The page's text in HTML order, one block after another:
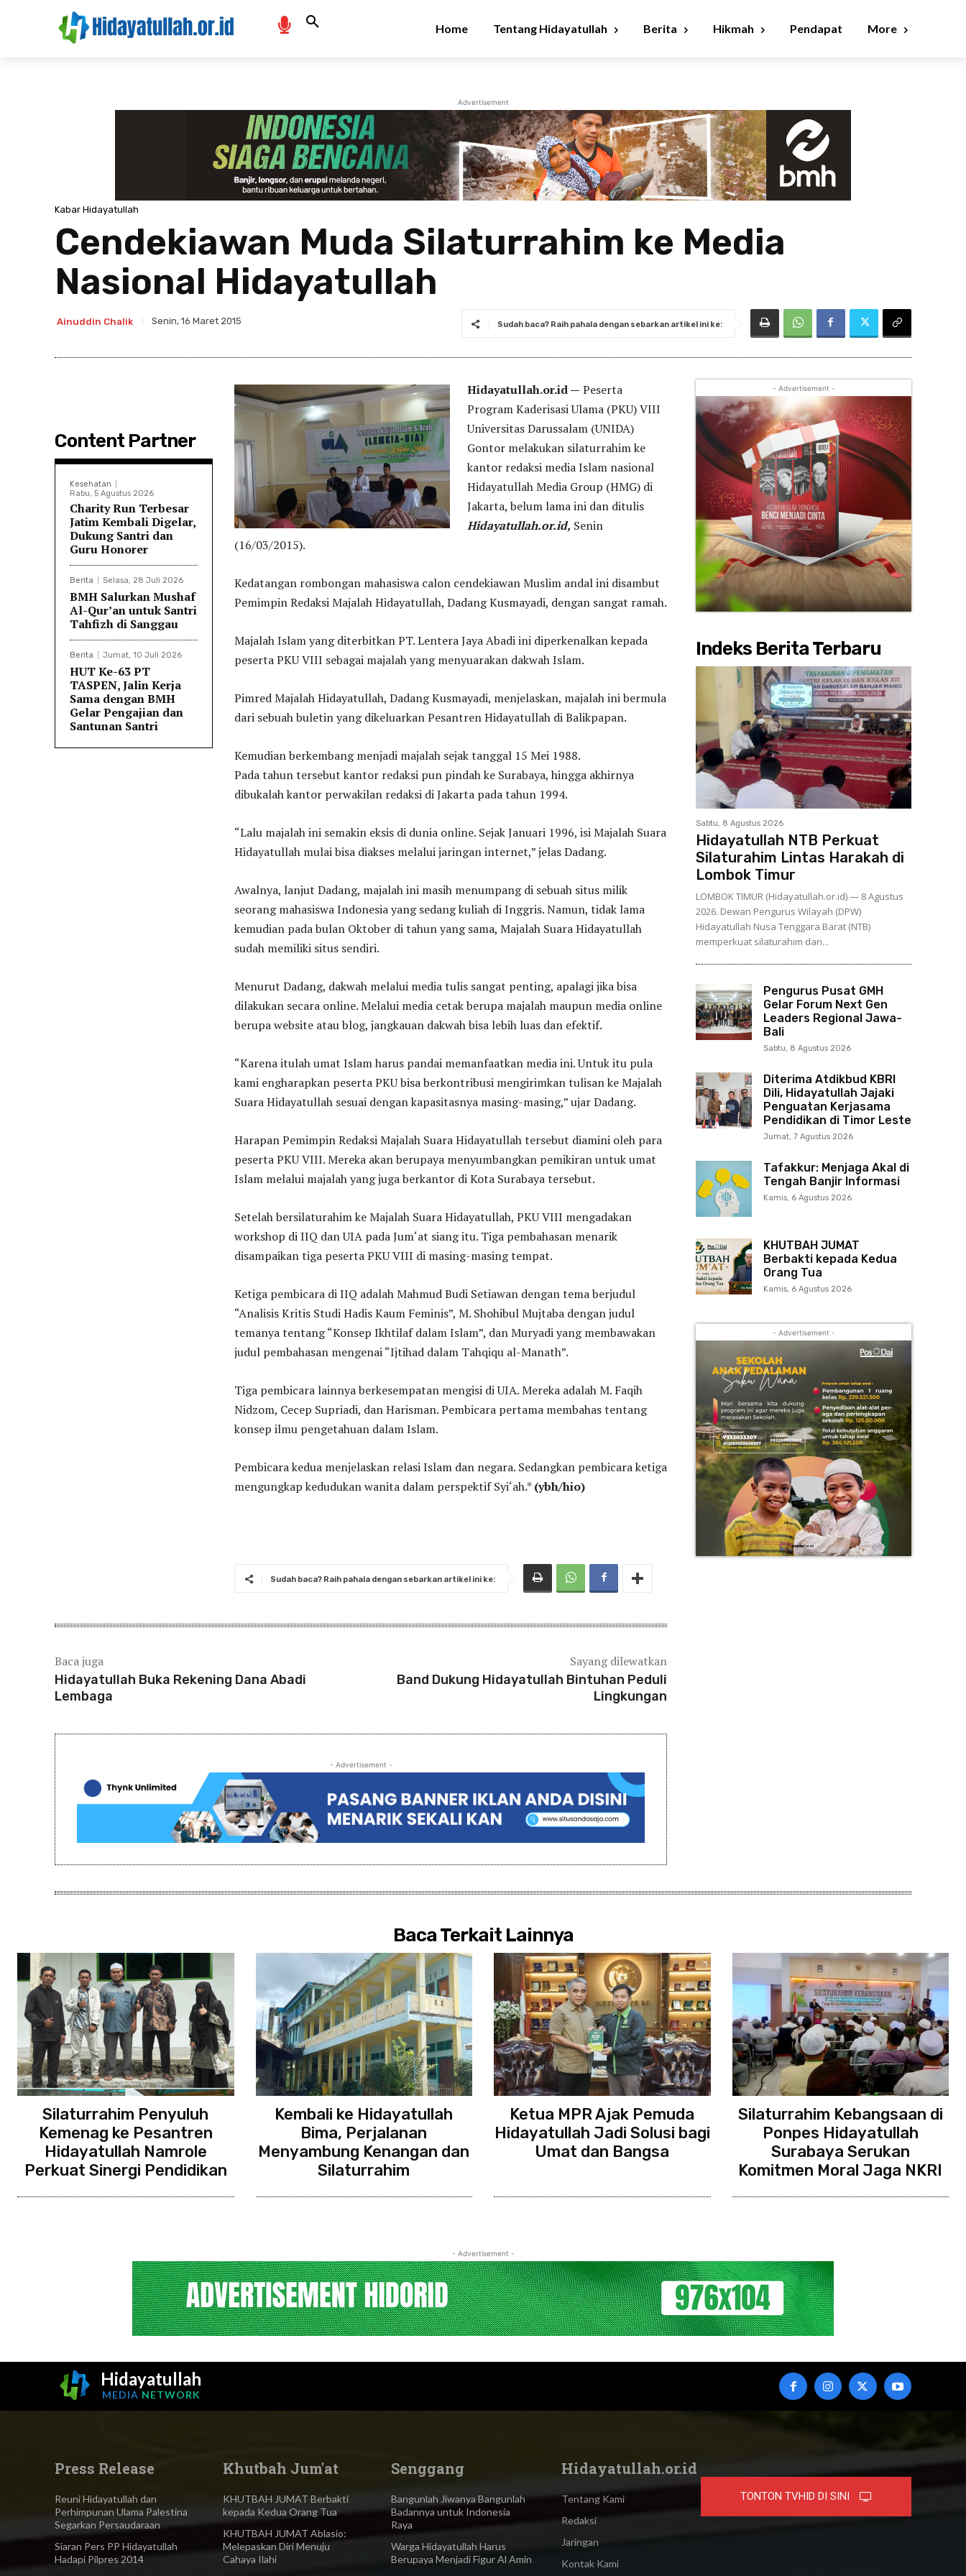
Home Tentang Hidayatullah Berita Hikmah Pendapat More
Advertisement
Kabar Hidayatullah
Cendekiawan Muda Silaturrahim ke Media
Nasional Hidayatullah
Ainuddin Chalik Senin, 16 Maret 2015 Sudah baca? Raih pahala dengan sebarkan artikel ini ke:
Content Partner
Kesehatan
Rabu, 5 Agustus 2026
Charity Run Terbesar
Jatim Kembali Digelar,
Dukung Santri dan
Guru Honorer
Berita Selasa, 28 Juli 2026
BMH Salurkan Mushaf
Al-Qur’an untuk Santri
Tahfizh di Sanggau
Berita Jumat, 10 Juli 2026
HUT Ke-63 PT
TASPEN, Jalin Kerja
Sama dengan BMH
Gelar Pengajian dan
Santunan Santri
Hidayatullah.or.id — Peserta
Program Kaderisasi Ulama (PKU) VIII
Universitas Darussalam (UNIDA)
Gontor melakukan silaturrahim ke
kantor redaksi media Islam nasional
Hidayatullah Media Group (HMG) di
Jakarta, belum lama ini dan ditulis
Hidayatullah.or.id, Senin
(16/03/2015).
Kedatangan rombongan mahasiswa calon cendekiawan Muslim andal ini disambut
Pemimpin Redaksi Majalah Hidayatullah, Dadang Kusmayadi, dengan sangat ramah.
Majalah Islam yang diterbitkan PT. Lentera Jaya Abadi ini diperkenalkan kepada
peserta PKU VIII sebagai majalah yang menyuarakan dakwah Islam.
Pimred Majalah Hidayatullah, Dadang Kusmayadi, menjelaskan, majalah ini bermula
dari sebuah buletin yang dikeluarkan Pesantren Hidayatullah di Balikpapan.
Kemudian berkembang menjadi majalah sejak tanggal 15 Mei 1988.
Pada tahun tersebut kantor redaksi pun pindah ke Surabaya, hingga akhirnya
dibukalah kantor perwakilan redaksi di Jakarta pada tahun 1994.
“Lalu majalah ini semakin eksis di dunia online. Sejak Januari 1996, isi Majalah Suara
Hidayatullah mulai bisa diakses melalui jaringan internet,” jelas Dadang.
Awalnya, lanjut Dadang, majalah ini masih menumpang di sebuah situs milik
seorang mahasiswa Indonesia yang sedang kuliah di Inggris. Namun, tidak lama
kemudian pada bulan Oktober di tahun yang sama, Majalah Suara Hidayatullah
sudah memiliki situs sendiri.
Menurut Dadang, dakwah melalui media tulis sangat penting, apalagi jika bisa
dilakukan secara online. Melalui media cetak berupa majalah maupun media online
berupa website atau blog, jangkauan dakwah bisa lebih luas dan efektif.
“Karena itulah umat Islam harus pandai memanfaatkan media ini. Untuk itu pula
kami engharapkan peserta PKU bisa berkontribusi mengirimkan tulisan ke Majalah
Suara Hidayatullah sesuai dengan kapasitasnya masing-masing,” ujar Dadang.
Harapan Pemimpin Redaksi Majalah Suara Hidayatullah tersebut diamini oleh para
peserta PKU VIII. Mereka akan berupaya menyumbangkan pemikiran untuk umat
Islam melalui majalah yang juga berkantor di Kota Surabaya tersebut.
Setelah bersilaturahim ke Majalah Suara Hidayatullah, PKU VIII mengadakan
workshop di IIQ dan UIA pada Jum‘at siang itu. Tiga pembahasan menarik
disampaikan tiga peserta PKU VIII di masing-masing tempat.
Ketiga pembicara di IIQ adalah Mahmud Budi Setiawan dengan tema berjudul
“Analisis Kritis Studi Hadis Kaum Feminis”, M. Shohibul Mujtaba dengan judul
temanya tentang “Konsep Ikhtilaf dalam Islam”, dan Muryadi yang membawakan
judul pembahasan mengenai “Ijtihad dalam Tahqiqu al-Manath”.
Tiga pembicara lainnya berkesempatan mengisi di UIA. Mereka adalah M. Faqih
Nidzom, Cecep Supriadi, dan Harisman. Pembicara pertama membahas tentang
konsep ilmu pengetahuan dalam Islam.
Pembicara kedua menjelaskan relasi Islam dan negara. Sedangkan pembicara ketiga
mengungkap kedudukan wanita dalam perspektif Syi‘ah.* (ybh/hio)
Sudah baca? Raih pahala dengan sebarkan artikel ini ke:
Baca juga
Hidayatullah Buka Rekening Dana Abadi
Lembaga
Sayang dilewatkan
Band Dukung Hidayatullah Bintuhan Peduli
Lingkungan
- Advertisement -
- Advertisement -
Indeks Berita Terbaru
Sabtu, 8 Agustus 2026
Hidayatullah NTB Perkuat
Silaturahim Lintas Harakah di
Lombok Timur
LOMBOK TIMUR (Hidayatullah.or.id) — 8 Agustus
2026. Dewan Pengurus Wilayah (DPW)
Hidayatullah Nusa Tenggara Barat (NTB)
memperkuat silaturahim dan...
Pengurus Pusat GMH
Gelar Forum Next Gen
Leaders Regional Jawa-
Bali
Sabtu, 8 Agustus 2026
Diterima Atdikbud KBRI
Dili, Hidayatullah Jajaki
Penguatan Kerjasama
Pendidikan di Timor Leste
Jumat, 7 Agustus 2026
Tafakkur: Menjaga Akal di
Tengah Banjir Informasi
Kamis, 6 Agustus 2026
KHUTBAH JUMAT
Berbakti kepada Kedua
Orang Tua
Kamis, 6 Agustus 2026
- Advertisement -
Baca Terkait Lainnya
Silaturrahim Penyuluh
Kemenag ke Pesantren
Hidayatullah Namrole
Perkuat Sinergi Pendidikan
Kembali ke Hidayatullah
Bima, Perjalanan
Menyambung Kenangan dan
Silaturrahim
Ketua MPR Ajak Pemuda
Hidayatullah Jadi Solusi bagi
Umat dan Bangsa
Silaturrahim Kebangsaan di
Ponpes Hidayatullah
Surabaya Serukan
Komitmen Moral Jaga NKRI
- Advertisement -
Hidayatullah
MEDIA NETWORK
Press Release
Reuni Hidayatullah dan
Perhimpunan Ulama Palestina
Segarkan Persaudaraan
Siaran Pers PP Hidayatullah
Hadapi Pilpres 2014
Khutbah Jum'at
KHUTBAH JUMAT Berbakti
kepada Kedua Orang Tua
KHUTBAH JUMAT Ablasio:
Melepaskan Diri Menuju
Cahaya Ilahi
Senggang
Bangunlah Jiwanya Bangunlah
Badannya untuk Indonesia
Raya
Warga Hidayatullah Harus
Berupaya Menjadi Figur Al Amin
Hidayatullah.or.id
Tentang Kami
Redaksi
Jaringan
Kontak Kami
TONTON TVHID DI SINI